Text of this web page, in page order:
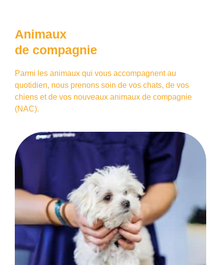
Animaux
de compagnie
Parmi les animaux qui vous accompagnent au
quotidien, nous prenons soin de vos chats, de vos
chiens et de vos nouveaux animaux de compagnie
(NAC).